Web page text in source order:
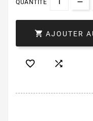
QUANTITÉ
 AJOUTER
 